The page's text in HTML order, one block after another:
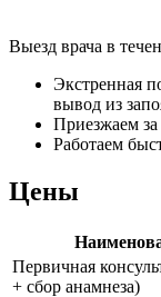
Выезд врача в
Экстренная
вывод из
Приезжаем
Работаем
Цены
Первичная
+ сбор анамнеза)